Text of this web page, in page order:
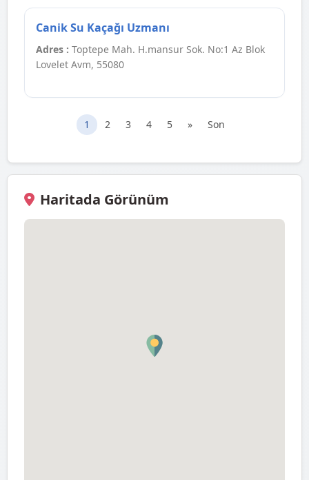
Canik Su Kaçağı Uzmanı
Adres : Toptepe Mah. H.mansur Sok. No:1 Az Blok
Lovelet Avm, 55080
1 2 3 4 5 » Son
Haritada Görünüm